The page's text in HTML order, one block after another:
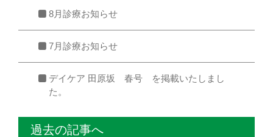
8月診療お知らせ
7月診療お知らせ
デイケア 田原坂 春号 を掲載いたしまし
た。
過去の記事へ